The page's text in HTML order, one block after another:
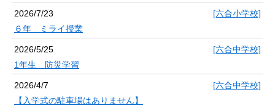
2026/7/23
[六合小学校]
６年 ミライ授業
2026/5/25
[六合中学校]
1年生 防災学習
2026/4/7
[六合中学校]
【入学式の駐車場はありません】